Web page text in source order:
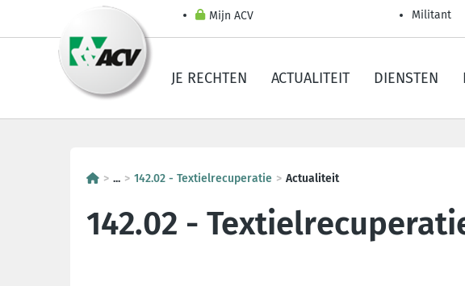
Mijn ACV Militant
JE RECHTEN ACTUALITEIT DIENSTEN
... 142.02 - Textielrecuperatie Actualiteit
142.02 -